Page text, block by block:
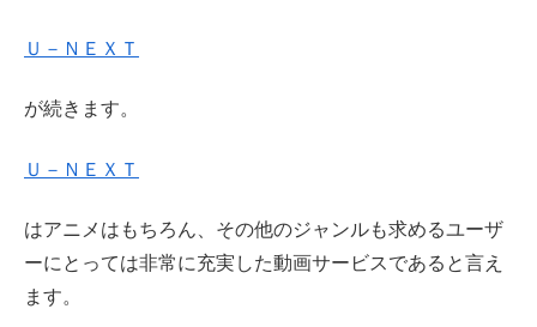
Ｕ－ＮＥＸＴ
が続きます。
Ｕ－ＮＥＸＴ
はアニメはもちろん、その他のジャンルも求めるユーザ
ーにとっては非常に充実した動画サービスであると言え
ます。